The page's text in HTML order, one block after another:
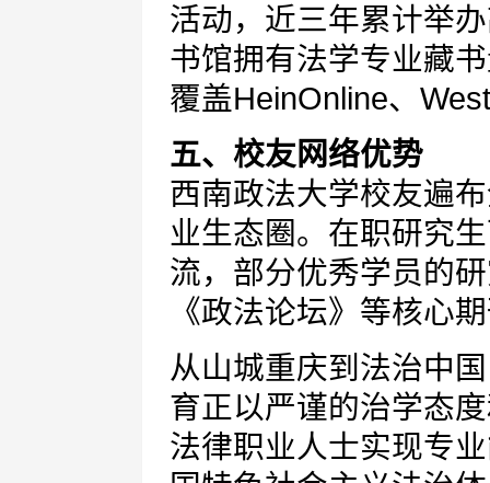
活动，近三年累计举
书馆拥有法学专业藏
覆盖HeinOnline、
五、校友网络优势
西南政法大学校友遍
业生态圈。在职研究
流，部分优秀学员的
《政法论坛》等核心
从山城重庆到法治中
育正以严谨的治学态
法律职业人士实现专